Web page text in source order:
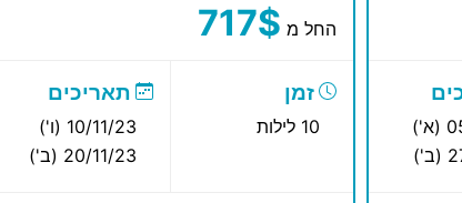
החל מ 717$
זמן
10 לילות
תאריכים
10/11/23 (ו')
20/11/23 (ב')